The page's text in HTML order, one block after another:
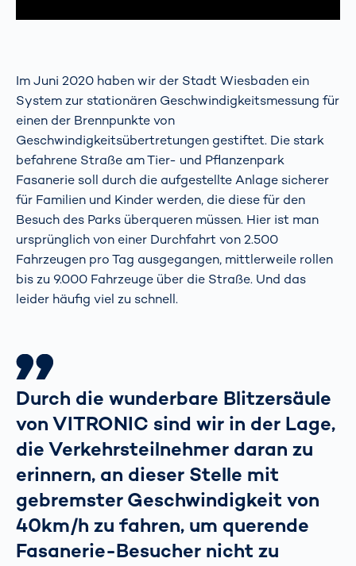
Im Juni 2020 haben wir der Stadt Wiesbaden ein
System zur stationären Geschwindigkeitsmessung für
einen der Brennpunkte von
Geschwindigkeitsübertretungen gestiftet. Die stark
befahrene Straße am Tier- und Pflanzenpark
Fasanerie soll durch die aufgestellte Anlage sicherer
für Familien und Kinder werden, die diese für den
Besuch des Parks überqueren müssen. Hier ist man
ursprünglich von einer Durchfahrt von 2.500
Fahrzeugen pro Tag ausgegangen, mittlerweile rollen
bis zu 9.000 Fahrzeuge über die Straße. Und das
leider häufig viel zu schnell.
Durch die wunderbare Blitzersäule
von VITRONIC sind wir in der Lage,
die Verkehrsteilnehmer daran zu
erinnern, an dieser Stelle mit
gebremster Geschwindigkeit von
40km/h zu fahren, um querende
Fasanerie-Besucher nicht zu